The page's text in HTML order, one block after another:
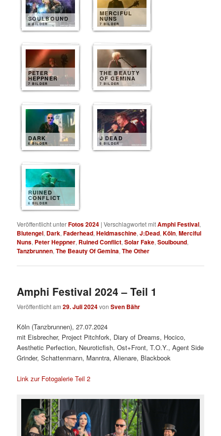
SOULBOUND
8 BILDER
MERCIFUL
NUNS
7 BILDER
PETER
HEPPNER
7 BILDER
THE BEAUTY
OF GEMINA
7 BILDER
DARK
6 BILDER
J DEAD
6 BILDER
RUINED
CONFLICT
6 BILDER
Veröffentlicht unterFotos 2024 |Verschlagwortet mitAmphi Festival,
Blutengel, Dark,Faderhead,Heldmaschine,J:Dead,Köln,Merciful
Nuns, Peter Heppner, Ruined Conflict,Solar Fake,Soulbound,
Tanzbrunnen,The Beauty Of Gemina,The Other
Amphi Festival 2024 – Teil 1
Veröffentlicht am29. Juli 2024vonSven Bähr
Köln (Tanzbrunnen), 27.07.2024
mit Eisbrecher, Project Pitchfork, Diary of Dreams, Hocico,
Aesthetic Perfection, Neuroticfish, Ost+Front, T.O.Y., Agent Side
Grinder, Schattenmann, Manntra, Alienare, Blackbook
Link zur Fotogalerie Teil 2